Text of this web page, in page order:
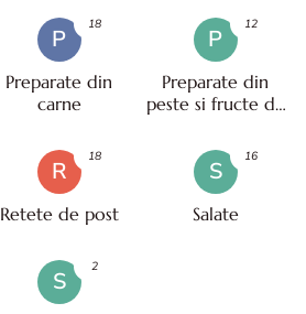
P
Preparate din
carne
18
P
Preparate din
peste si fructe de
12
R
Retete de post
18
S
Salate
16
S
2